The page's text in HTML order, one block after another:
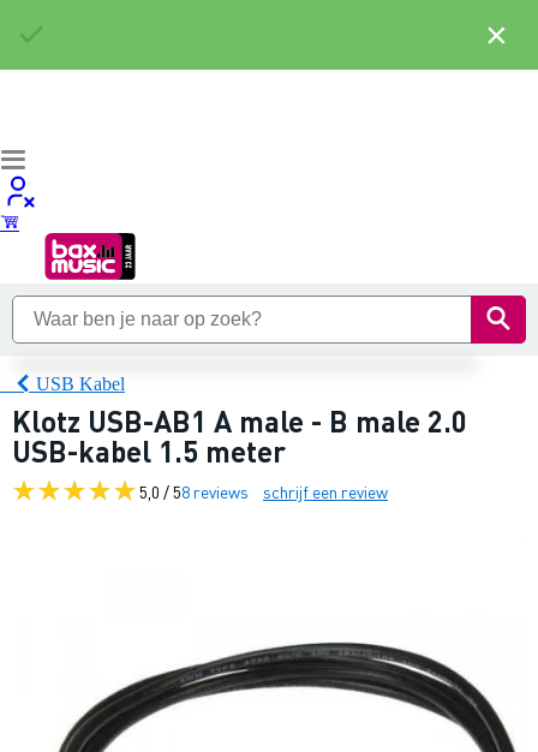
USB Kabel
Klotz USB-AB1 A male - B male 2.0
USB-kabel 1.5 meter
5,0 / 58 reviews schrijf een review
×